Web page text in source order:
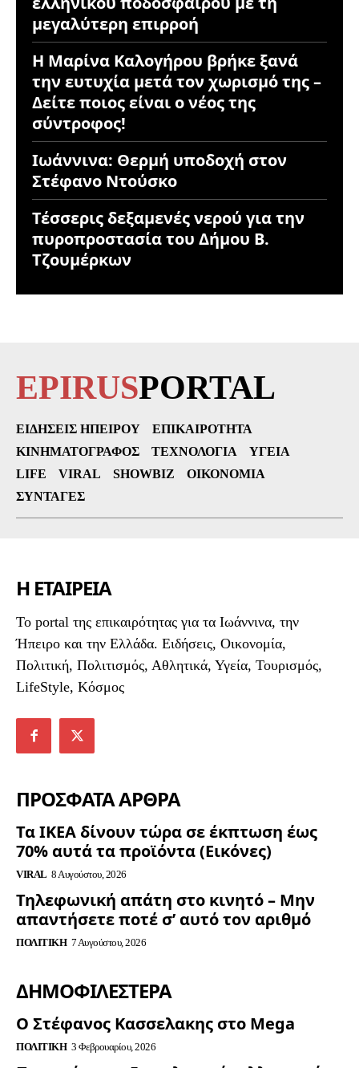
μεγαλύτερη επιρροή
Η Μαρίνα Καλογήρου βρήκε ξανά
την ευτυχία μετά τον χωρισμό της –
Δείτε ποιος είναι ο νέος της
σύντροφος!
Ιωάννινα: Θερμή υποδοχή στον
Στέφανο Ντούσκο
Τέσσερις δεξαμενές νερού για την
πυροπροστασία του Δήμου Β.
Τζουμέρκων
EPIRUSPORTAL
ΕΙΔΉΣΕΙΣ ΗΠΕΊΡΟΥ
ΕΠΙΚΑΙΡΌΤΗΤΑ
ΚΙΝΗΜΑΤΟΓΡΆΦΟΣ
ΤΕΧΝΟΛΟΓΊΑ
ΥΓΕΊΑ
LIFE
VIRAL SHOWBIZ
ΟΙΚΟΝΟΜΊΑ
ΣΥΝΤΑΓΈΣ
Η ΕΤΑΙΡΕΙΑ
To portal της επικαιρότητας για τα Ιωάννινα, την
Ήπειρο και την Ελλάδα. Ειδήσεις, Οικονομία,
Πολιτική, Πολιτισμός, Αθλητικά, Υγεία, Τουρισμός,
LifeStyle, Κόσμος
ΠΡΟΣΦΑΤΑ ΑΡΘΡΑ
Τα ΙΚΕΑ δίνουν τώρα σε έκπτωση έως
70% αυτά τα προϊόντα (Εικόνες)
VIRAL 8 Αυγούστου, 2026
Τηλεφωνική απάτη στο κινητό – Μην
απαντήσετε ποτέ σ’ αυτό τον αριθμό
ΠΟΛΙΤΙΚΉ 7 Αυγούστου, 2026
ΔΗΜΟΦΙΛΈΣΤΕΡΑ
Ο Στέφανος Κασσελακης στο Mega
ΠΟΛΙΤΙΚΉ 3 Φεβρουαρίου, 2026